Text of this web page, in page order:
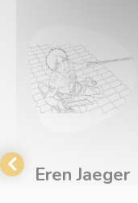
Eren Jaeger